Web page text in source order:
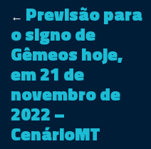
← Previsão para
o signo de
Gêmeos hoje,
em 21 de
novembro de
2022 –
CenárioMT